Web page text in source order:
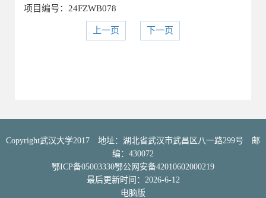
项目编号：24FZWB078
上一页 下一页
Copyright武汉大学2017 地址：湖北省武汉市武昌区八一路299号 邮
编：430072
鄂ICP备05003330鄂公网安备42010602000219
最后更新时间： 2026-6-12
电脑版